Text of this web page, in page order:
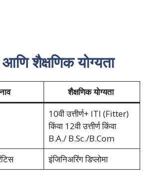
शैक्षणिक योग्यता
शैक्षणिक योग्यता
10वी उत्तीर्ण+ ITI (Fitter)
किंवा 12वी उत्तीर्ण किंवा
B.A./ B.Sc./B.Com
इंजिनिअरिंग डिप्लोमा